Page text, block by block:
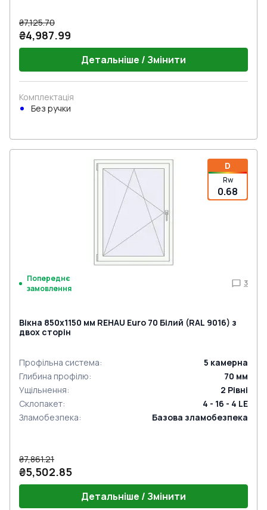
₴7,125.70
₴4,987.99
Детальніше / Змінити
Комплектація
Без ручки
D
Rw
0.68
Попереднє
замовлення
3
Вікна 850x1150 мм REHAU Euro 70 Білий (RAL 9016) з
двох сторін
Профільна система: 5 камерна
Глибина профілю: 70 мм
Ущільнення: 2 Рівні
Склопакет:
4 - 16 - 4 LE
Зламобезпека: Базова зламобезпека
₴7,861.21
₴5,502.85
Детальніше / Змінити